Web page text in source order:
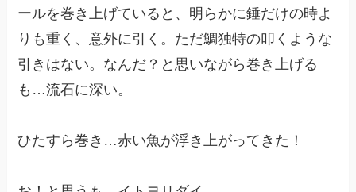
ールを巻き上げていると、明らかに錘だけの時よ
りも重く、意外に引く。ただ鯛独特の叩くような
引きはない。なんだ？と思いながら巻き上げる
も…流石に深い。
ひたすら巻き…赤い魚が浮き上がってきた！